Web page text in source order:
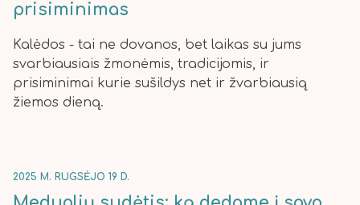
prisiminimas
Kalėdos - tai ne dovanos, bet laikas su jums
svarbiausiais žmonėmis, tradicijomis, ir
prisiminimai kurie sušildys net ir žvarbiausią
žiemos dieną.
2025 M. RUGSĖJO 19 D.